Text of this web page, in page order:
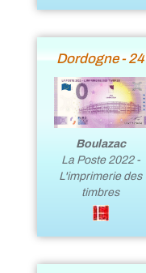
Dordogne - 24
Boulazac
La Poste 2022 -
L'imprimerie des
timbres